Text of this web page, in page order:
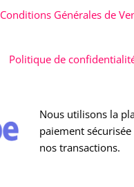
Conditions Générales de
Politique de
Nous utilisons la
paiement sécurisée
nos transactions.